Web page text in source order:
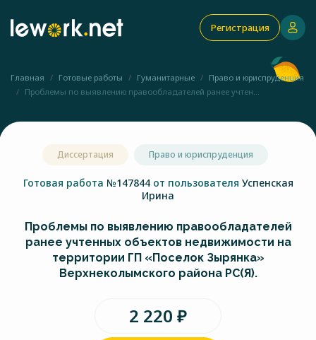
Регистрация
Главная Готовые работы Гуманитарные
Право и юриспруденция
Проблемы по выявлению правообладателей ранее учтен...
Диссертация Право и юриспруденция
Готовая работа №147844 от пользователя Успенская
Ирина
Проблемы по выявлению правообладателей
ранее учтенных объектов недвижимости на
территории ГП «Поселок Зырянка»
Верхнеколымского района РС(Я).
2 220 ₽